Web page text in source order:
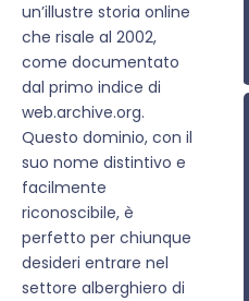
un’illustre storia online
che risale al 2002,
come documentato
dal primo indice di
web.archive.org.
Questo dominio, con il
suo nome distintivo e
facilmente
riconoscibile, è
perfetto per chiunque
desideri entrare nel
settore alberghiero di